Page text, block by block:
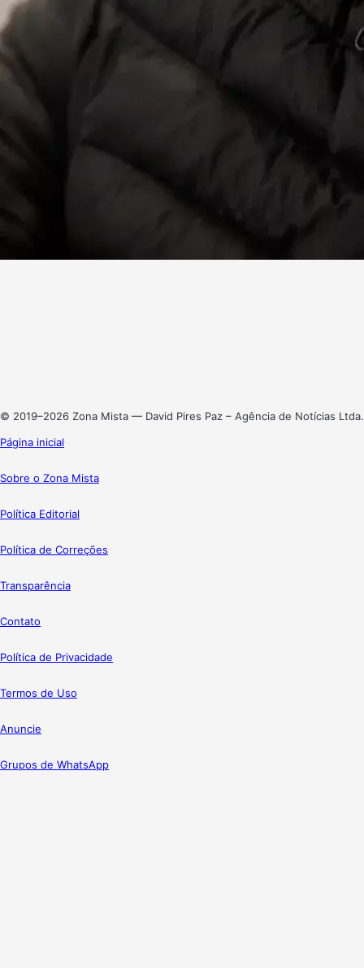
© 2019–2026 Zona Mista — David Pires Paz – Agência de Notícias Ltda.
Página inicial
Sobre o Zona Mista
Política Editorial
Política de Correções
Transparência
Contato
Política de Privacidade
Termos de Uso
Anuncie
Grupos de WhatsApp